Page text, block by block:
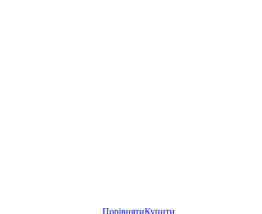
ПорівнятиКупити